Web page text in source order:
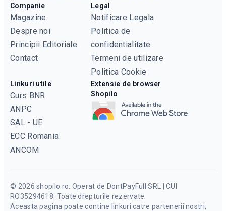
Companie
Magazine
Despre noi
Principii Editoriale
Contact
Legal
Notificare Legala
Politica de
confidentialitate
Termeni de utilizare
Politica Cookie
Linkuri utile
Curs BNR
ANPC
SAL - UE
ECC Romania
ANCOM
Extensie de browser
Shopilo
© 2026 shopilo.ro. Operat de DontPayFull SRL | CUI
RO35294618. Toate drepturile rezervate.
Aceasta pagina poate contine linkuri catre partenerii nostri,